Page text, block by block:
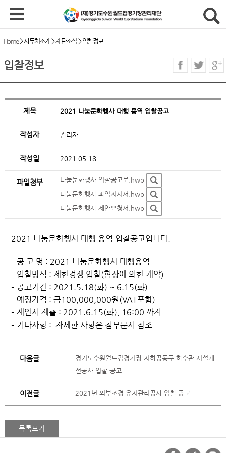
Home>사무처소개 >재단소식>입찰정보
입찰정보
제목 2021 나눔문화행사 대행 용역 입찰공고
작성자 관리자
작성일 2021.05.18
파일첨부
나눔문화행사 입찰공고문.hwp
나눔문화행사 과업지시서.hwp
나눔문화행사 제안요청서.hwp
2021 나눔문화행사 대행 용역 입찰공고입니다.
– 공 고 명 : 2021 나눔문화행사 대행용역
– 입찰방식 : 제한경쟁 입찰(협상에 의한 계약)
– 공고기간 : 2021.5.18(화) ~ 6.15(화)
– 예정가격 : 금100,000,000원(VAT포함)
– 제안서 제출 : 2021.6.15(화), 16:00 까지
– 기타사항 : 자세한 사항은 첨부문서 참조
다음글
경기도수원월드컵경기장 지하공동구 하수관 시설개
선공사 입찰 공고
이전글 2021년 외부조경 유지관리공사 입찰 공고